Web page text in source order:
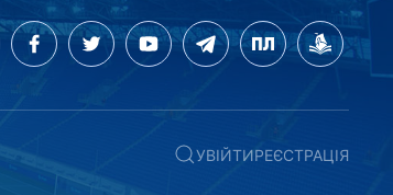
УВІЙТИРЕЄСТРАЦІЯ